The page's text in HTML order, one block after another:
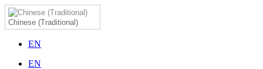
Chinese (Traditional)
EN
EN